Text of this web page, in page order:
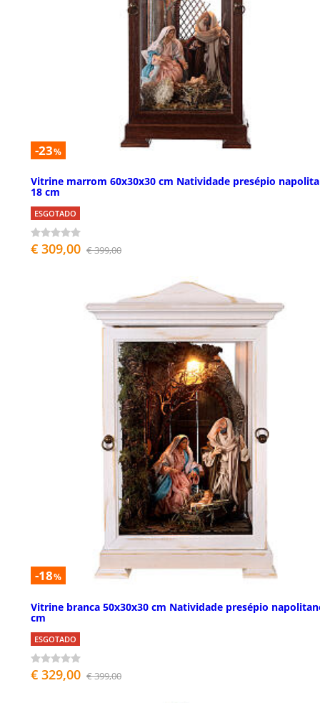
-23%
Vitrine marrom 60x30x30 cm Natividade presépio
18 cm
ESGOTADO
€ 309,00 € 399,00
-18%
Vitrine branca 50x30x30 cm Natividade presépio
cm
ESGOTADO
€ 329,00 € 399,00